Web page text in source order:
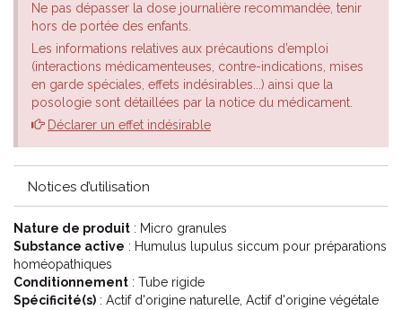
tête chez un sujet excité, en cas de "tête lourde" accompagnée
d'évanouissement.
En dermatologie : en cas de scarlatine.
Le conseil de votre pharmacien
5CH Vert
9CH Bleu
15CH Orange
Ne pas dépasser la dose journalière recommandée, tenir
hors de portée des enfants.
Les informations relatives aux précautions d’emploi
(interactions médicamenteuses, contre-indications, mises
en garde spéciales, effets indésirables...) ainsi que la
posologie sont détaillées par la notice du médicament.
Déclarer un effet indésirable
Notices d’utilisation
Nature de produit : Micro granules
Substance active : Humulus lupulus siccum pour préparations
homéopathiques
Conditionnement : Tube rigide
Spécificité(s) : Actif d'origine naturelle, Actif d'origine végétale